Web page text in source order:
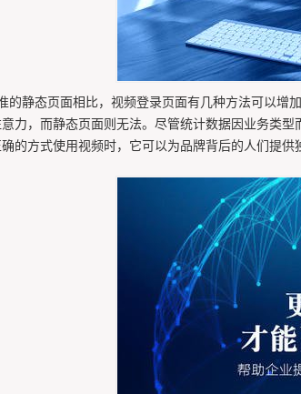
静态页面相比，视频登录页面有几种方法可以
力，而静态页面则无法。尽管统计数据因业务类型
的方式使用视频时，它可以为品牌背后的人们提供